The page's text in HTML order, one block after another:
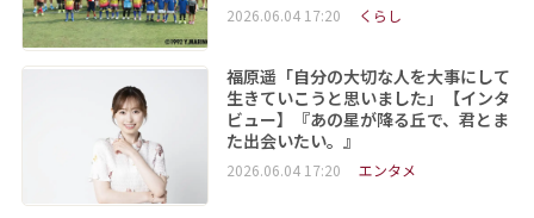
2026.06.04 17:20 くらし
福原遥「自分の大切な人を大事にして
生きていこうと思いました」【インタ
ビュー】『あの星が降る丘で、君とま
た出会いたい。』
2026.06.04 17:20 エンタメ